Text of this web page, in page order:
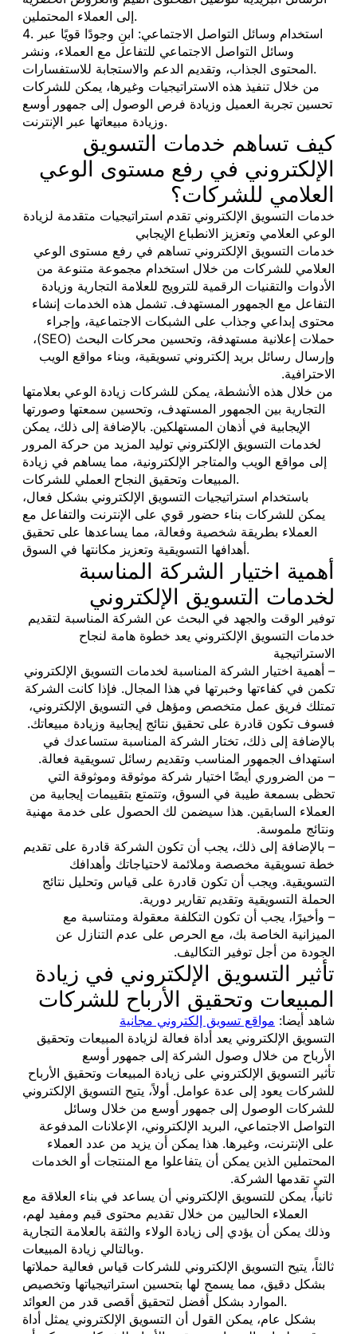
إلى العملاء المحتملين.
4. استخدام وسائل التواصل الاجتماعي: ابنِ وجودًا قويًا عبر
وسائل التواصل الاجتماعي للتفاعل مع العملاء، ونشر
المحتوى الجذاب، وتقديم الدعم والاستجابة للاستفسارات.
من خلال تنفيذ هذه الاستراتيجيات وغيرها، يمكن للشركات
تحسين تجربة العميل وزيادة فرص الوصول إلى جمهور أوسع
وزيادة مبيعاتها عبر الإنترنت.
كيف تساهم خدمات التسويق
الإلكتروني في رفع مستوى الوعي
العلامي للشركات؟
خدمات التسويق الإلكتروني تقدم استراتيجيات متقدمة لزيادة
الوعي العلامي وتعزيز الانطباع الإيجابي
خدمات التسويق الإلكتروني تساهم في رفع مستوى الوعي
العلامي للشركات من خلال استخدام مجموعة متنوعة من
الأدوات والتقنيات الرقمية للترويج للعلامة التجارية وزيادة
التفاعل مع الجمهور المستهدف. تشمل هذه الخدمات إنشاء
محتوى إبداعي وجذاب على الشبكات الاجتماعية، وإجراء
حملات إعلانية مستهدفة، وتحسين محركات البحث (SEO)،
وإرسال رسائل بريد إلكتروني تسويقية، وبناء مواقع الويب
الاحترافية.
من خلال هذه الأنشطة، يمكن للشركات زيادة الوعي بعلامتها
التجارية بين الجمهور المستهدف، وتحسين سمعتها وصورتها
الإيجابية في أذهان المستهلكين. بالإضافة إلى ذلك، يمكن
لخدمات التسويق الإلكتروني توليد المزيد من حركة المرور
إلى مواقع الويب والمتاجر الإلكترونية، مما يساهم في زيادة
المبيعات وتحقيق النجاح العملي للشركات.
باستخدام استراتيجيات التسويق الإلكتروني بشكل فعال،
يمكن للشركات بناء حضور قوي على الإنترنت والتفاعل مع
العملاء بطريقة شخصية وفعالة، مما يساعدها على تحقيق
أهدافها التسويقية وتعزيز مكانتها في السوق.
أهمية اختيار الشركة المناسبة
لخدمات التسويق الإلكتروني
توفير الوقت والجهد في البحث عن الشركة المناسبة لتقديم
خدمات التسويق الإلكتروني يعد خطوة هامة لنجاح
الاستراتيجية
– أهمية اختيار الشركة المناسبة لخدمات التسويق الإلكتروني
تكمن في كفاءتها وخبرتها في هذا المجال. فإذا كانت الشركة
تمتلك فريق عمل متخصص ومؤهل في التسويق الإلكتروني،
فسوف تكون قادرة على تحقيق نتائج إيجابية وزيادة مبيعاتك.
بالإضافة إلى ذلك، تختار الشركة المناسبة ستساعدك في
استهداف الجمهور المناسب وتقديم رسائل تسويقية فعالة.
– من الضروري أيضًا اختيار شركة موثوقة وموثوقة التي
تحظى بسمعة طيبة في السوق، وتتمتع بتقييمات إيجابية من
العملاء السابقين. هذا سيضمن لك الحصول على خدمة مهنية
ونتائج ملموسة.
– بالإضافة إلى ذلك، يجب أن تكون الشركة قادرة على تقديم
خطة تسويقية مخصصة وملائمة لاحتياجاتك وأهدافك
التسويقية. ويجب أن تكون قادرة على قياس وتحليل نتائج
الحملة التسويقية وتقديم تقارير دورية.
– وأخيرًا، يجب أن تكون التكلفة معقولة ومتناسبة مع
الميزانية الخاصة بك، مع الحرص على عدم التنازل عن
الجودة من أجل توفير التكاليف.
تأثير التسويق الإلكتروني في زيادة
المبيعات وتحقيق الأرباح للشركات
شاهد أيضا: مواقع تسويق إلكتروني مجانية
التسويق الإلكتروني يعد أداة فعالة لزيادة المبيعات وتحقيق
الأرباح من خلال وصول الشركة إلى جمهور أوسع
تأثير التسويق الإلكتروني على زيادة المبيعات وتحقيق الأرباح
للشركات يعود إلى عدة عوامل. أولاً، يتيح التسويق الإلكتروني
للشركات الوصول إلى جمهور أوسع من خلال وسائل
التواصل الاجتماعي، البريد الإلكتروني، الإعلانات المدفوعة
على الإنترنت، وغيرها. هذا يمكن أن يزيد من عدد العملاء
المحتملين الذين يمكن أن يتفاعلوا مع المنتجات أو الخدمات
التي تقدمها الشركة.
ثانياً، يمكن للتسويق الإلكتروني أن يساعد في بناء العلاقة مع
العملاء الحاليين من خلال تقديم محتوى قيم ومفيد لهم،
وذلك يمكن أن يؤدي إلى زيادة الولاء والثقة بالعلامة التجارية
وبالتالي زيادة المبيعات.
ثالثاً، يتيح التسويق الإلكتروني للشركات قياس فعالية حملاتها
بشكل دقيق، مما يسمح لها بتحسين استراتيجياتها وتخصيص
الموارد بشكل أفضل لتحقيق أقصى قدر من العوائد.
بشكل عام، يمكن القول أن التسويق الإلكتروني يمثل أداة